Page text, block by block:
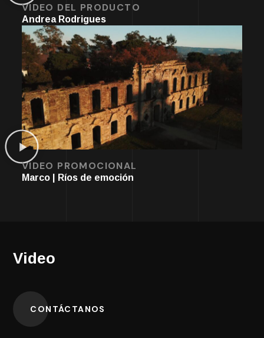
VIDEO DEL PRODUCTO
Andrea Rodrigues
VIDEO PROMOCIONAL
Marco | Ríos de emoción
Video
CONTÁCTANOS